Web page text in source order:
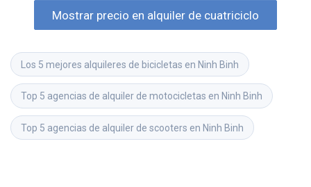
Mostrar precio en alquiler de cuatriciclo
Los 5 mejores alquileres de bicicletas en Ninh Binh
Top 5 agencias de alquiler de motocicletas en Ninh Binh
Top 5 agencias de alquiler de scooters en Ninh Binh